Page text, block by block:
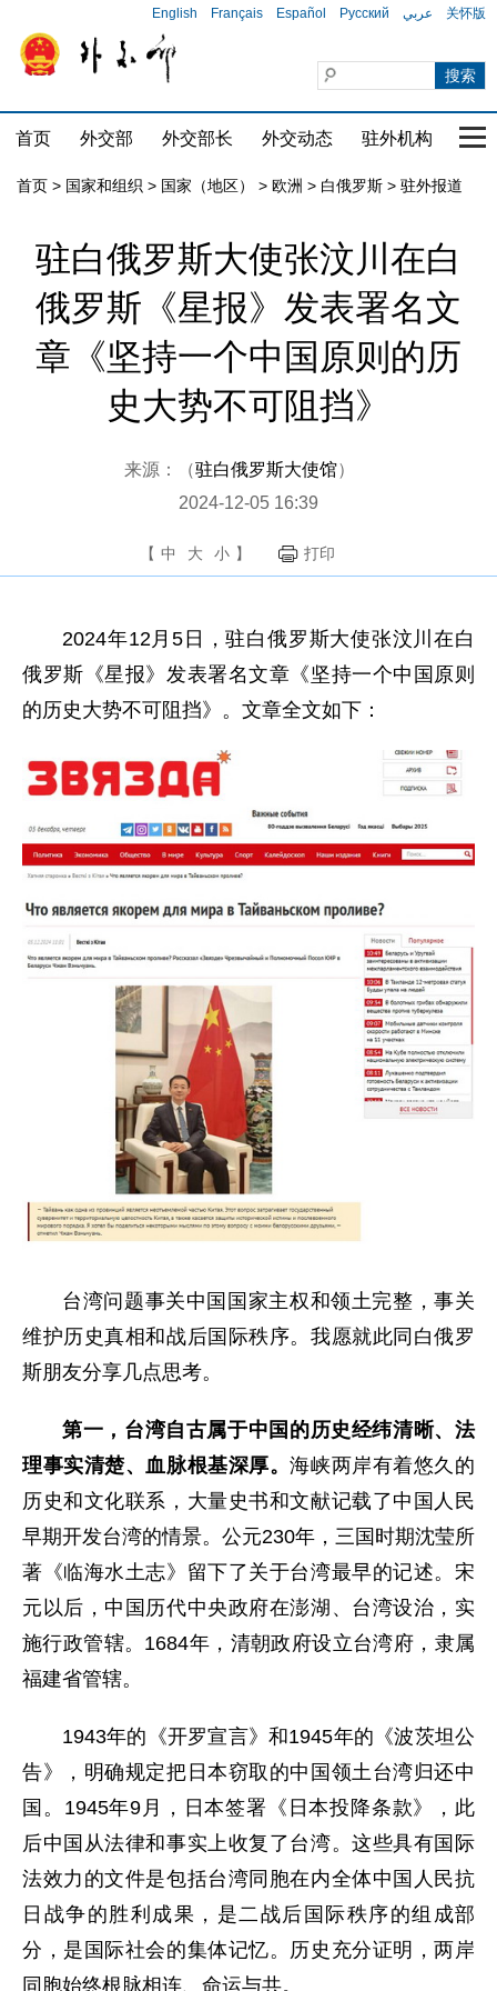
English Français Español Русский عربي 关怀版
首页 外交部 外交部长 外交动态 驻外机构 国
首页 > 国家和组织 > 国家（地区） > 欧洲 > 白俄罗斯 > 驻外报道
驻白俄罗斯大使张汶川在白
俄罗斯《星报》发表署名文
章《坚持一个中国原则的历
史大势不可阻挡》
来源：（驻白俄罗斯大使馆）
2024-12-05 16:39
【 中 大 小 】 打印
2024年12月5日，驻白俄罗斯大使张汶川在白
俄罗斯《星报》发表署名文章《坚持一个中国原则
的历史大势不可阻挡》。文章全文如下：
台湾问题事关中国国家主权和领土完整，事关
维护历史真相和战后国际秩序。我愿就此同白俄罗
斯朋友分享几点思考。
第一，台湾自古属于中国的历史经纬清晰、法
理事实清楚、血脉根基深厚。海峡两岸有着悠久的
历史和文化联系，大量史书和文献记载了中国人民
早期开发台湾的情景。公元230年，三国时期沈莹所
著《临海水土志》留下了关于台湾最早的记述。宋
元以后，中国历代中央政府在澎湖、台湾设治，实
施行政管辖。1684年，清朝政府设立台湾府，隶属
福建省管辖。
1943年的《开罗宣言》和1945年的《波茨坦公
告》，明确规定把日本窃取的中国领土台湾归还中
国。1945年9月，日本签署《日本投降条款》，此
后中国从法律和事实上收复了台湾。这些具有国际
法效力的文件是包括台湾同胞在内全体中国人民抗
日战争的胜利成果，是二战后国际秩序的组成部
分，是国际社会的集体记忆。历史充分证明，两岸
同胞始终根脉相连、命运与共。